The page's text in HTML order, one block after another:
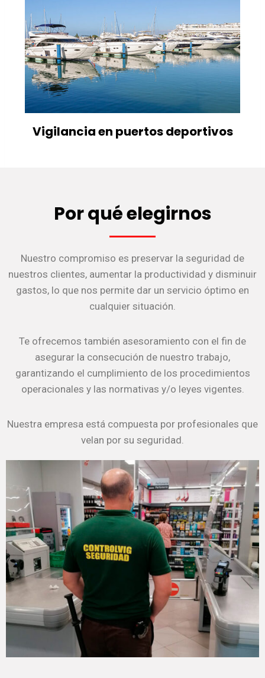
Vigilancia en puertos deportivos
Por qué elegirnos
Nuestro compromiso es preservar la seguridad de
nuestros clientes, aumentar la productividad y disminuir
gastos, lo que nos permite dar un servicio óptimo en
cualquier situación.
Te ofrecemos también asesoramiento con el fin de
asegurar la consecución de nuestro trabajo,
garantizando el cumplimiento de los procedimientos
operacionales y las normativas y/o leyes vigentes.
Nuestra empresa está compuesta por profesionales que
velan por su seguridad.